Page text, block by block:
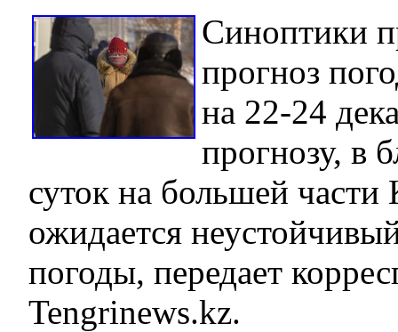
Синоптики
прогноз
на 22-24
прогнозу, в
суток на большей части
ожидается
погоды, передает
Tengrinews.kz.